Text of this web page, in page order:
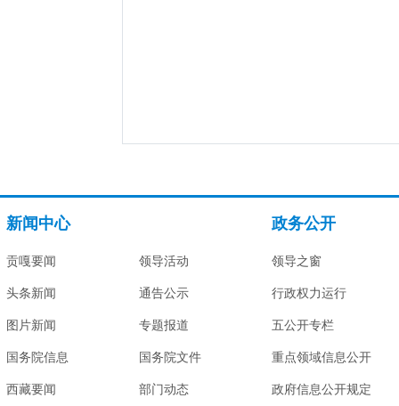
新闻中心
贡嘎要闻
头条新闻
图片新闻
国务院信息
西藏要闻
领导活动
通告公示
专题报道
国务院文件
部门动态
政务公开
领导之窗
行政权力运行
五公开专栏
重点领域信息公开
政府信息公开规定